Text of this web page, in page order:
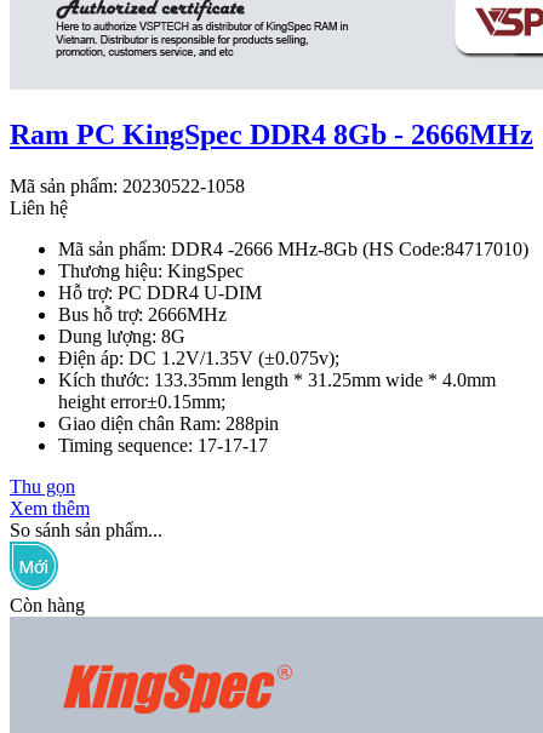
Ram PC KingSpec DDR4 8Gb - 2666MHz
Mã sản phẩm: 20230522-1058
Liên hệ
Mã sản phẩm: DDR4 -2666 MHz-8Gb (HS Code:84717010)
Thương hiệu: KingSpec
Hỗ trợ: PC DDR4 U-DIM
Bus hỗ trợ: 2666MHz
Dung lượng: 8G
Điện áp: DC 1.2V/1.35V (±0.075v);
Kích thước: 133.35mm length * 31.25mm wide * 4.0mm
height error±0.15mm;
Giao diện chân Ram: 288pin
Timing sequence: 17-17-17
Thu gọn
Xem thêm
So sánh sản phẩm...
Còn hàng